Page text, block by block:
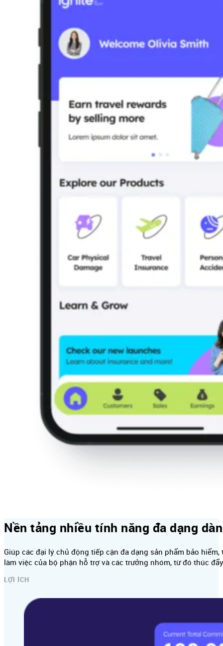
Nền tảng nhiều tính năng đa dạng
Giúp các đại lý chủ động tiếp cận đa dạng sản phẩm bảo
làm việc của bộ phận hỗ trợ và các trưởng nhóm, từ đó thúc
LỢI ÍCH